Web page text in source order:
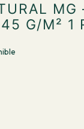
MG
G/M² 1